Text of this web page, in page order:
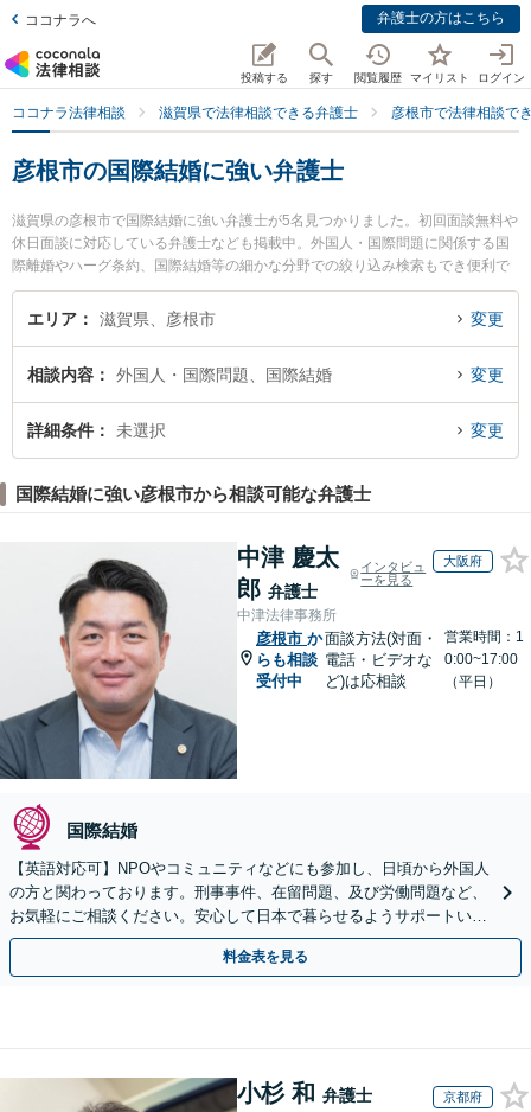
ココナラへ 弁護士の方はこちら
投稿する 探す 閲覧履歴 マイリスト ログイン
ココナラ法律相談 滋賀県で法律相談できる弁護士 彦根市で法律相談で
彦根市の国際結婚に強い弁護士
滋賀県の彦根市で国際結婚に強い弁護士が5名見つかりました。初回面談無料や
休日面談に対応している弁護士なども掲載中。外国人・国際問題に関係する国
際離婚やハーグ条約、国際結婚等の細かな分野での絞り込み検索もでき便利で
す。特に生駒法律事務所の矢田 圭弁護士や南彦根法律事務所の鈴木 司弁護士、
彩明法律事務所の二之宮 健治弁護士のプロフィール情報や弁護士費用、強みな
どが注目されています。『彦根市で土日や夜間に発生した国際結婚のトラブル
の弁護士を検索したい』『初回相談無料で国際結婚を法律相談できる彦根市内
の弁護士に相談予約したい』などでお困りの相談者さんにおすすめです。
エリア 滋賀県、彦根市 変更
相談内容 外国人・国際問題、国際結婚 変更
詳細条件 未選択 変更
国際結婚に強い彦根市から相談可能な弁護士
中津 慶太
郎 弁護士
インタビュ
ーを見る
大阪府
中津法律事務所
彦根市 か
らも相談
受付中
面談方法(対面・
電話・ビデオな
ど)は応相談
営業時間：1
0:00~17:00
（平日）
国際結婚
【英語対応可】NPOやコミュニティなどにも参加し、日頃から外国人
の方と関わっております。刑事事件、在留問題、及び労働問題など、
お気軽にご相談ください。安心して日本で暮らせるようサポートいた
します【夜間・休日相談OK】【北浜駅2分】
料金表を見る
小杉 和 弁護士 京都府